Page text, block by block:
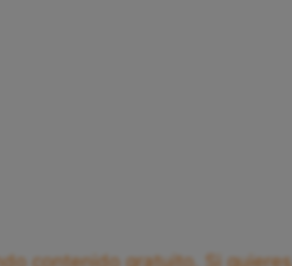
contenido gratuito. Si quieres